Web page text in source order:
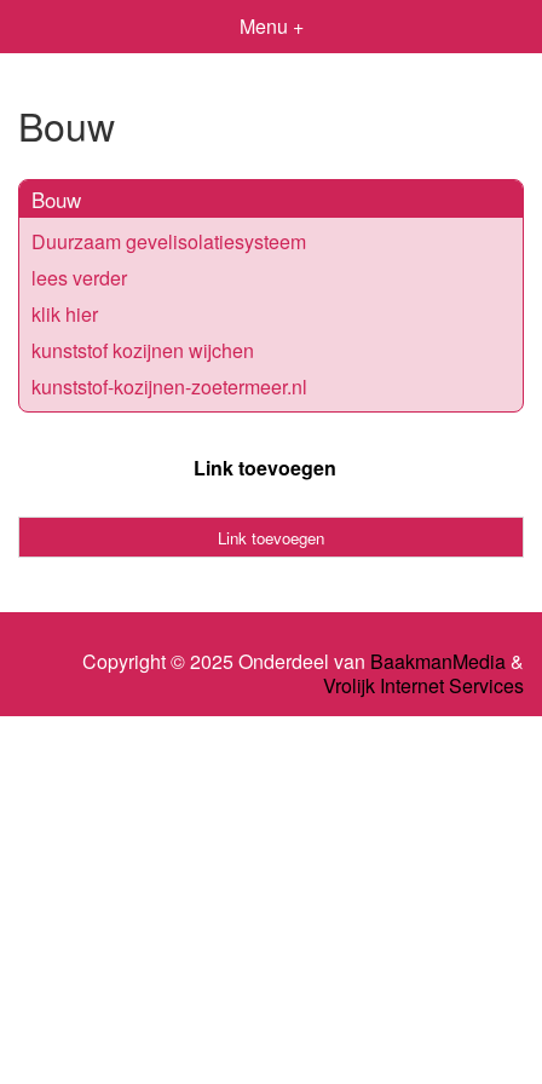
Menu +
Bouw
Bouw
Duurzaam gevelisolatiesysteem
lees verder
klik hier
kunststof kozijnen wijchen
kunststof-kozijnen-zoetermeer.nl
Link toevoegen
Link toevoegen
Copyright © 2025 Onderdeel van BaakmanMedia&
Vrolijk Internet Services